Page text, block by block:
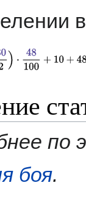
по
боя.